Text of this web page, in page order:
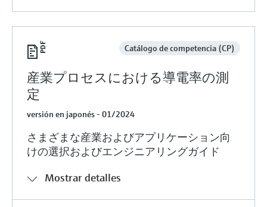
Catálogo de competencia (CP)
産業プロセスにおける導電率の測
定
versión en japonés - 01/2024
さまざまな産業およびアプリケーション向
けの選択およびエンジニアリングガイド
Mostrar detalles